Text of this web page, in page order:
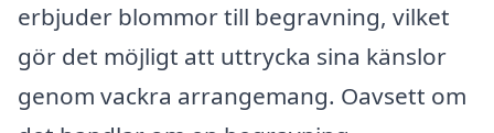
erbjuder blommor till begravning, vilket
gör det möjligt att uttrycka sina känslor
genom vackra arrangemang. Oavsett om